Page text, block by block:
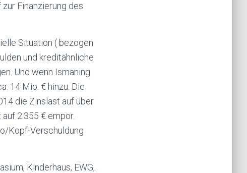
Finanzierung des
Situation ( bezogen
und kreditähnliche
Und wenn Ismaning
14 Mio. € hinzu. Die
die Zinslast auf über
2.355 € empor.
Kopf-Verschuldung
Kinderhaus, EWG,